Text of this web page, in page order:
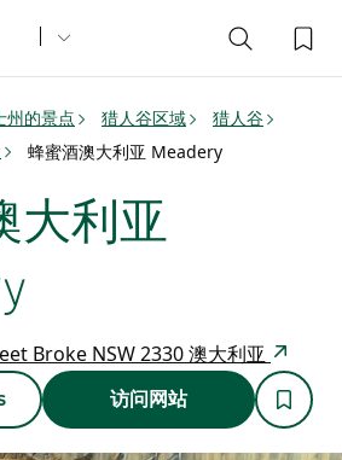
州的景点 猎人谷区域
猎人谷
蜂蜜酒澳大利亚 Meadery
大利亚
Broke NSW 2330 澳大利亚
访问网站